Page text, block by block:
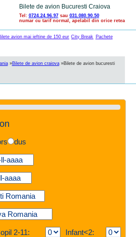
Bilete de avion Bucuresti Craiova
Tel: 0724.24.96.97sau 031.080.90.50
numar cu tarif normal, apelabil din orice retea
avion mai ieftine de 150 eur City Break Pachete
»Bilete de avion craiova»Bilete de avion bucuresti
dus
2-11: Infant<2: